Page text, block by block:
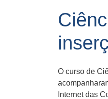
O curso de
Internet das